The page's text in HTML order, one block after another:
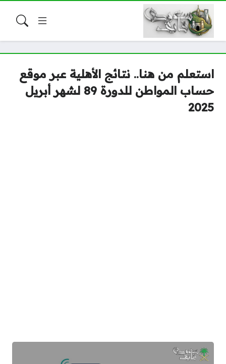
استعلم من هنا.. نتائج الأهلية عبر موقع
حساب المواطن للدورة 89 لشهر أبريل
2025